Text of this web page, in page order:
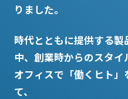
りました。
時代とともに提供する製
中、 創業時からのスタイ
オフィスで「働くヒト
て、